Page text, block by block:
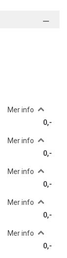
Mer info
0,-
Mer info
0,-
Mer info
0,-
Mer info
0,-
Mer info
0,-